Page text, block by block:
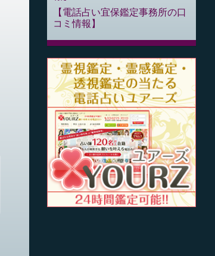
電話占い宜保鑑定事務所の口
コミ情報